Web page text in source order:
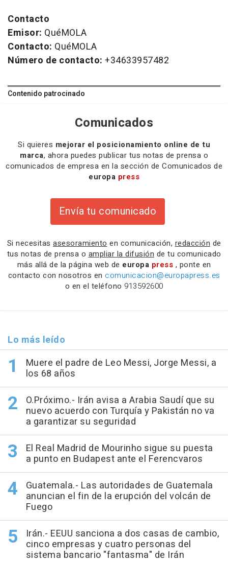
Contacto
Emisor: QuéMOLA
Contacto: QuéMOLA
Número de contacto: +34633957482
Contenido patrocinado
Comunicados
Si quieres mejorar el posicionamiento online de tu
marca, ahora puedes publicar tus notas de prensa o
comunicados de empresa en la sección de Comunicados de
europa press
Envía tu comunicado
Si necesitas asesoramiento en comunicación, redacción de
tus notas de prensa o ampliar la difusión de tu comunicado
más allá de la página web de europa press , ponte en
contacto con nosotros en comunicacion@europapress.es
o en el teléfono 913592600
Lo más leído
Muere el padre de Leo Messi, Jorge Messi, a
los 68 años
O.Próximo.- Irán avisa a Arabia Saudí que su
nuevo acuerdo con Turquía y Pakistán no va
a garantizar su seguridad
El Real Madrid de Mourinho sigue su puesta
a punto en Budapest ante el Ferencvaros
Guatemala.- Las autoridades de Guatemala
anuncian el fin de la erupción del volcán de
Fuego
Irán.- EEUU sanciona a dos casas de cambio,
cinco empresas y cuatro personas del
sistema bancario "fantasma" de Irán